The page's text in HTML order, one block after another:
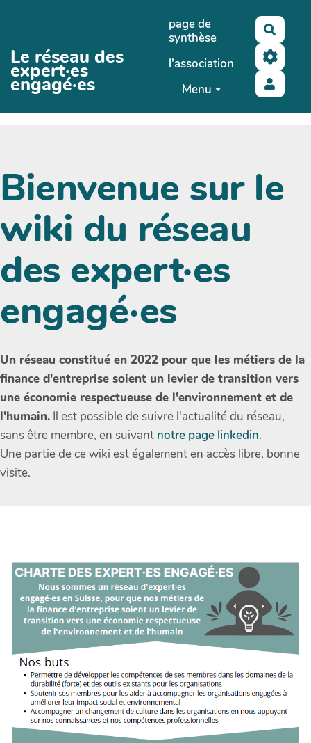
Le réseau des
expert·es
engagé·es
page de
synthèse
l'association
Menu
Bienvenue sur le
wiki du réseau
des expert·es
engagé·es
Un réseau constitué en 2022 pour que les métiers de la
finance d'entreprise soient un levier de transition vers
une économie respectueuse de l'environnement et de
l'humain. Il est possible de suivre l'actualité du réseau,
sans être membre, en suivant notre page linkedin.
Une partie de ce wiki est également en accès libre, bonne
visite.